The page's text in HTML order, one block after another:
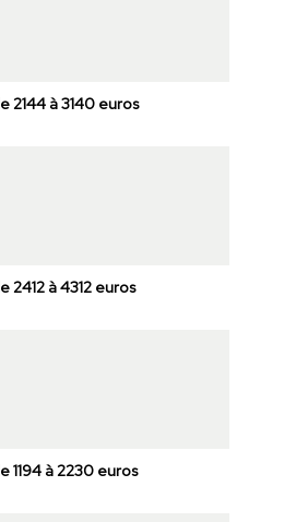
2144 à 3140 euros
2412 à 4312 euros
1194 à 2230 euros